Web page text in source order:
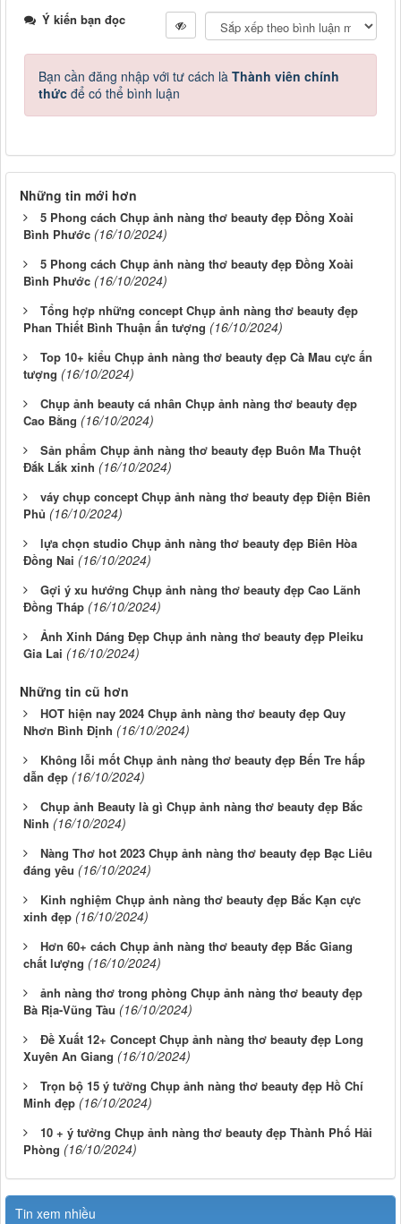
Ý kiến bạn đọc
Bạn cần đăng nhập với tư cách là Thành viên chính
thức để có thể bình luận
Những tin mới hơn
5 Phong cách Chụp ảnh nàng thơ beauty đẹp Đồng Xoài
Bình Phước (16/10/2024)
5 Phong cách Chụp ảnh nàng thơ beauty đẹp Đồng Xoài
Bình Phước (16/10/2024)
Tổng hợp những concept Chụp ảnh nàng thơ beauty đẹp
Phan Thiết Bình Thuận ấn tượng (16/10/2024)
Top 10+ kiểu Chụp ảnh nàng thơ beauty đẹp Cà Mau cực ấn
tượng (16/10/2024)
Chụp ảnh beauty cá nhân Chụp ảnh nàng thơ beauty đẹp
Cao Bằng (16/10/2024)
Sản phẩm Chụp ảnh nàng thơ beauty đẹp Buôn Ma Thuột
Đắk Lắk xinh (16/10/2024)
váy chụp concept Chụp ảnh nàng thơ beauty đẹp Điện Biên
Phủ (16/10/2024)
lựa chọn studio Chụp ảnh nàng thơ beauty đẹp Biên Hòa
Đồng Nai (16/10/2024)
Gợi ý xu hướng Chụp ảnh nàng thơ beauty đẹp Cao Lãnh
Đồng Tháp (16/10/2024)
Ảnh Xinh Dáng Đẹp Chụp ảnh nàng thơ beauty đẹp Pleiku
Gia Lai (16/10/2024)
Những tin cũ hơn
HOT hiện nay 2024 Chụp ảnh nàng thơ beauty đẹp Quy
Nhơn Bình Định (16/10/2024)
Không lỗi mốt Chụp ảnh nàng thơ beauty đẹp Bến Tre hấp
dẫn đẹp (16/10/2024)
Chụp ảnh Beauty là gì Chụp ảnh nàng thơ beauty đẹp Bắc
Ninh (16/10/2024)
Nàng Thơ hot 2023 Chụp ảnh nàng thơ beauty đẹp Bạc Liêu
đáng yêu (16/10/2024)
Kinh nghiệm Chụp ảnh nàng thơ beauty đẹp Bắc Kạn cực
xinh đẹp (16/10/2024)
Hơn 60+ cách Chụp ảnh nàng thơ beauty đẹp Bắc Giang
chất lượng (16/10/2024)
ảnh nàng thơ trong phòng Chụp ảnh nàng thơ beauty đẹp
Bà Rịa-Vũng Tàu (16/10/2024)
Đề Xuất 12+ Concept Chụp ảnh nàng thơ beauty đẹp Long
Xuyên An Giang (16/10/2024)
Trọn bộ 15 ý tưởng Chụp ảnh nàng thơ beauty đẹp Hồ Chí
Minh đẹp (16/10/2024)
10 + ý tưởng Chụp ảnh nàng thơ beauty đẹp Thành Phố Hải
Phòng (16/10/2024)
Tin xem nhiều